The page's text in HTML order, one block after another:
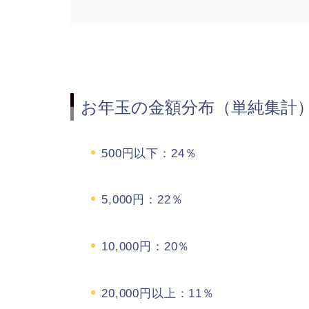
お年玉の金額分布（単純集計
500円以下：24％
5,000円：22％
10,000円：20％
20,000円以上：11％